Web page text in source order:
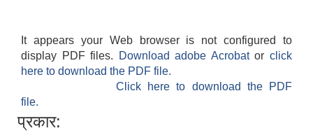
It appears your Web browser is not configured to
display PDF files.
Download adobe Acrobatorclick
here to download the PDF file.
Click here to download the PDF
file.
प्रकार: